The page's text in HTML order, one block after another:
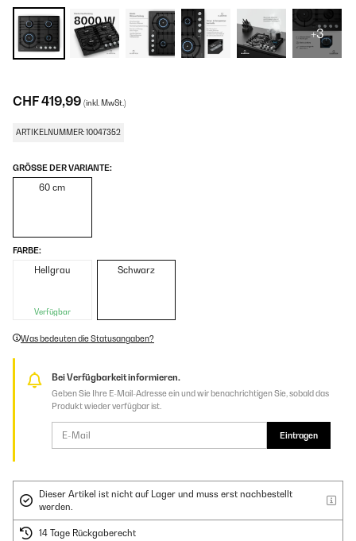
+3
CHF 419,99 (inkl. MwSt.)
ARTIKELNUMMER: 10047352
GRÖSSE DER VARIANTE:
60 cm
FARBE:
Hellgrau
Verfügbar
Schwarz
Was bedeuten die Statusangaben?
Bei Verfügbarkeit informieren.
Geben Sie Ihre E-Mail-Adresse ein und wir benachrichtigen Sie, sobald das
Produkt wieder verfügbar ist.
Eintragen
Dieser Artikel ist nicht auf Lager und muss erst nachbestellt
werden.
14 Tage Rückgaberecht